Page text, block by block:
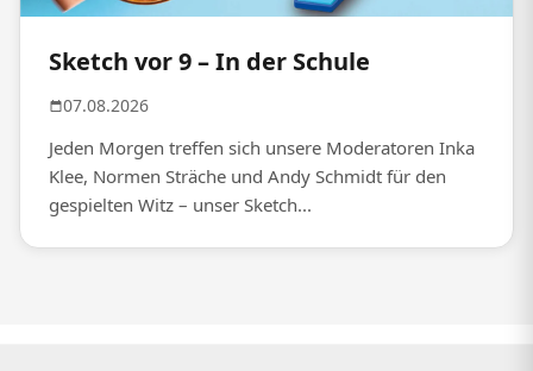
Sketch vor 9 – In der Schule
07.08.2026
Jeden Morgen treffen sich unsere Moderatoren Inka
Klee, Normen Sträche und Andy Schmidt für den
gespielten Witz – unser Sketch...